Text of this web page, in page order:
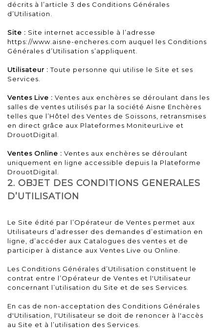
décrits à l’article 3 des Conditions Générales
d’Utilisation.
Site : Site internet accessible à l’adresse
https://www.aisne-encheres.com auquel les Conditions
Générales d’Utilisation s’appliquent.
Utilisateur :Toute personne qui utilise le Site et ses
Services.
Ventes Live : Ventes aux enchères se déroulant dans les
salles de ventes utilisés par la société Aisne Enchères
telles que l’Hôtel des Ventes de Soissons, retransmises
en direct grâce aux Plateformes MoniteurLive et
DrouotDigital.
Ventes Online : Ventes aux enchères se déroulant
uniquement en ligne accessible depuis la Plateforme
DrouotDigital.
2. OBJET DES CONDITIONS GENERALES
D’UTILISATION
Le Site édité par l’Opérateur de Ventes permet aux
Utilisateurs d’adresser des demandes d’estimation en
ligne, d’accéder aux Catalogues des ventes et de
participer à distance aux Ventes Live ou Online.
Les Conditions Générales d’Utilisation constituent le
contrat entre l’Opérateur de Ventes et l'Utilisateur
concernant l’utilisation du Site et de ses Services.
En cas de non-acceptation des Conditions Générales
d'Utilisation, l'Utilisateur se doit de renoncer à l'accès
au Site et à l’utilisation des Services.